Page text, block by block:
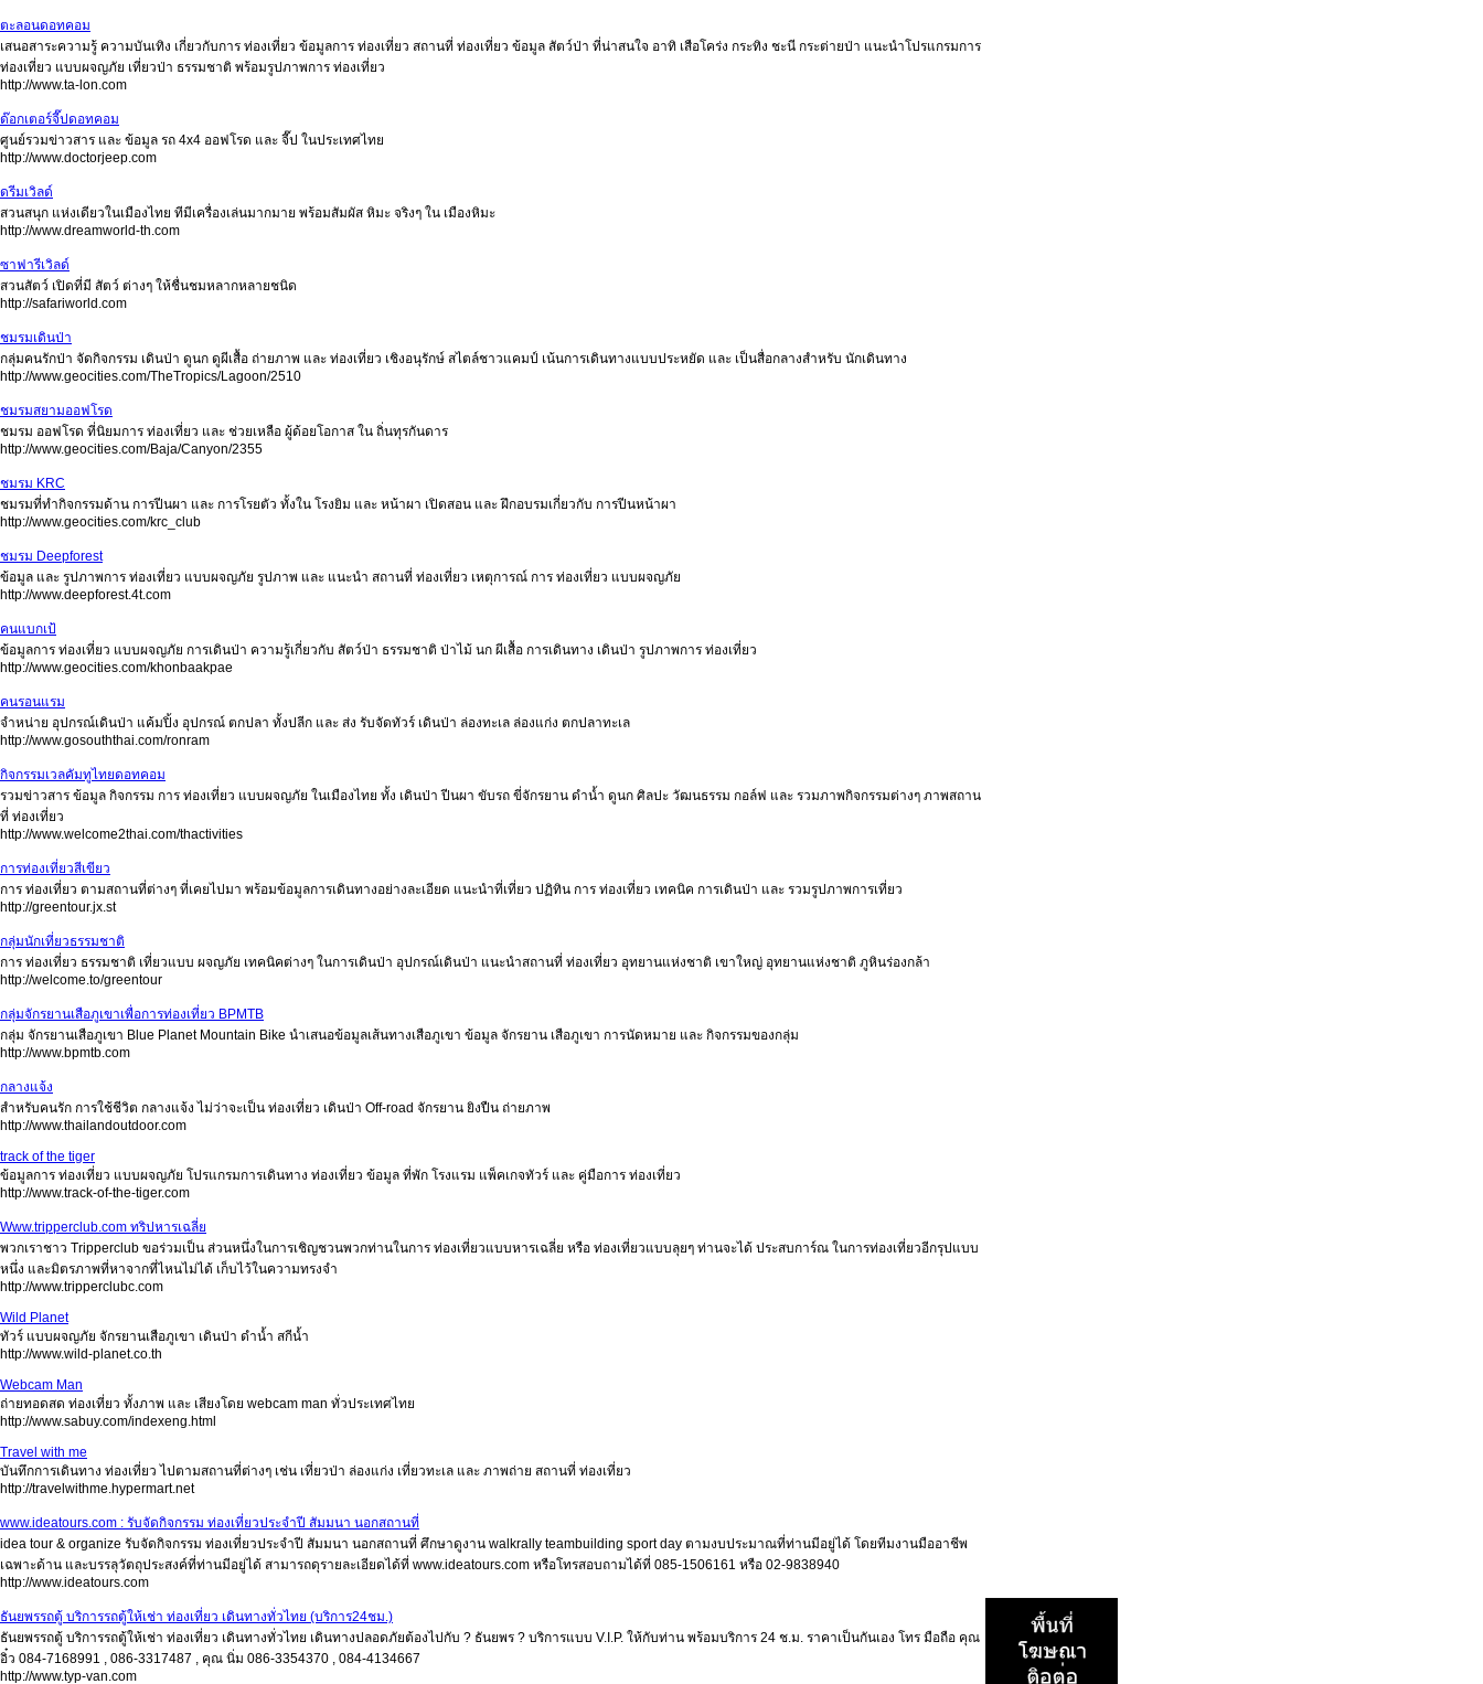
ตะลอนดอทคอม
เสนอสาระความรู้ ความบันเทิง เกี่ยวกับการ ท่องเที่ยว ข้อมูลการ ท่องเที่ยว สถานที่ ท่องเที่ยว ข้อมูล สัตว์ป่า ที่น่าสนใจ อาทิ เสือโคร่ง กระทิง ชะนี กระต่ายป่า แนะนำโปรแกรมการ
ท่องเที่ยว แบบผจญภัย เที่ยวป่า ธรรมชาติ พร้อมรูปภาพการ ท่องเที่ยว
http://www.ta-lon.com
ด๊อกเตอร์จี๊ปดอทคอม
ศูนย์รวมข่าวสาร และ ข้อมูล รถ 4x4 ออฟโรด และ จี๊ป ในประเทศไทย
http://www.doctorjeep.com
ดรีมเวิลด์
สวนสนุก แห่งเดียวในเมืองไทย ทีมีเครื่องเล่นมากมาย พร้อมสัมผัส หิมะ จริงๆ ใน เมืองหิมะ
http://www.dreamworld-th.com
ซาฟารีเวิลด์
สวนสัตว์ เปิดที่มี สัตว์ ต่างๆ ให้ชื่นชมหลากหลายชนิด
http://safariworld.com
ชมรมเดินป่า
กลุ่มคนรักป่า จัดกิจกรรม เดินป่า ดูนก ดูผีเสื้อ ถ่ายภาพ และ ท่องเที่ยว เชิงอนุรักษ์ สไตล์ชาวแคมป์ เน้นการเดินทางแบบประหยัด และ เป็นสื่อกลางสำหรับ นักเดินทาง
http://www.geocities.com/TheTropics/Lagoon/2510
ชมรมสยามออฟโรด
ชมรม ออฟโรด ที่นิยมการ ท่องเที่ยว และ ช่วยเหลือ ผู้ด้อยโอกาส ใน ถิ่นทุรกันดาร
http://www.geocities.com/Baja/Canyon/2355
ชมรม KRC
ชมรมที่ทำกิจกรรมด้าน การปีนผา และ การโรยตัว ทั้งใน โรงยิม และ หน้าผา เปิดสอน และ ฝึกอบรมเกี่ยวกับ การปีนหน้าผา
http://www.geocities.com/krc_club
ชมรม Deepforest
ข้อมูล และ รูปภาพการ ท่องเที่ยว แบบผจญภัย รูปภาพ และ แนะนำ สถานที่ ท่องเที่ยว เหตุการณ์ การ ท่องเที่ยว แบบผจญภัย
http://www.deepforest.4t.com
คนแบกเป้
ข้อมูลการ ท่องเที่ยว แบบผจญภัย การเดินป่า ความรู้เกี่ยวกับ สัตว์ป่า ธรรมชาติ ป่าไม้ นก ผีเสื้อ การเดินทาง เดินป่า รูปภาพการ ท่องเที่ยว
http://www.geocities.com/khonbaakpae
คนรอนแรม
จำหน่าย อุปกรณ์เดินป่า แค้มปิ้ง อุปกรณ์ ตกปลา ทั้งปลีก และ ส่ง รับจัดทัวร์ เดินป่า ล่องทะเล ล่องแก่ง ตกปลาทะเล
http://www.gosouththai.com/ronram
กิจกรรมเวลคัมทูไทยดอทคอม
รวมข่าวสาร ข้อมูล กิจกรรม การ ท่องเที่ยว แบบผจญภัย ในเมืองไทย ทั้ง เดินป่า ปีนผา ขับรถ ขี่จักรยาน ดำน้ำ ดูนก ศิลปะ วัฒนธรรม กอล์ฟ และ รวมภาพกิจกรรมต่างๆ ภาพสถาน
ที่ ท่องเที่ยว
http://www.welcome2thai.com/thactivities
การท่องเที่ยวสีเขียว
การ ท่องเที่ยว ตามสถานที่ต่างๆ ที่เคยไปมา พร้อมข้อมูลการเดินทางอย่างละเอียด แนะนำที่เที่ยว ปฏิทิน การ ท่องเที่ยว เทคนิค การเดินป่า และ รวมรูปภาพการเที่ยว
http://greentour.jx.st
กลุ่มนักเที่ยวธรรมชาติ
การ ท่องเที่ยว ธรรมชาติ เที่ยวแบบ ผจญภัย เทคนิคต่างๆ ในการเดินป่า อุปกรณ์เดินป่า แนะนำสถานที่ ท่องเที่ยว อุทยานแห่งชาติ เขาใหญ่ อุทยานแห่งชาติ ภูหินร่องกล้า
http://welcome.to/greentour
กลุ่มจักรยานเสือภูเขาเพื่อการท่องเที่ยว BPMTB
กลุ่ม จักรยานเสือภูเขา Blue Planet Mountain Bike นำเสนอข้อมูลเส้นทางเสือภูเขา ข้อมูล จักรยาน เสือภูเขา การนัดหมาย และ กิจกรรมของกลุ่ม
http://www.bpmtb.com
กลางแจ้ง
สำหรับคนรัก การใช้ชีวิต กลางแจ้ง ไม่ว่าจะเป็น ท่องเที่ยว เดินป่า Off-road จักรยาน ยิงปืน ถ่ายภาพ
http://www.thailandoutdoor.com
track of the tiger
ข้อมูลการ ท่องเที่ยว แบบผจญภัย โปรแกรมการเดินทาง ท่องเที่ยว ข้อมูล ที่พัก โรงแรม แพ็คเกจทัวร์ และ คู่มือการ ท่องเที่ยว
http://www.track-of-the-tiger.com
Www.tripperclub.com ทริปหารเฉลี่ย
พวกเราชาว Tripperclub ขอร่วมเป็น ส่วนหนึ่งในการเชิญชวนพวกท่านในการ ท่องเที่ยวแบบหารเฉลี่ย หรือ ท่องเที่ยวแบบลุยๆ ท่านจะได้ ประสบการ์ณ ในการท่องเที่ยวอีกรุปแบบ
หนึ่ง และมิตรภาพที่หาจากที่ไหนไม่ได้ เก็บไว้ในความทรงจำ
http://www.tripperclubc.com
Wild Planet
ทัวร์ แบบผจญภัย จักรยานเสือภูเขา เดินป่า ดำน้ำ สกีน้ำ
http://www.wild-planet.co.th
Webcam Man
ถ่ายทอดสด ท่องเที่ยว ทั้งภาพ และ เสียงโดย webcam man ทั่วประเทศไทย
http://www.sabuy.com/indexeng.html
Travel with me
บันทึกการเดินทาง ท่องเที่ยว ไปตามสถานที่ต่างๆ เช่น เที่ยวป่า ล่องแก่ง เที่ยวทะเล และ ภาพถ่าย สถานที่ ท่องเที่ยว
http://travelwithme.hypermart.net
www.ideatours.com : รับจัดกิจกรรม ท่องเที่ยวประจำปี สัมมนา นอกสถานที่
idea tour & organize รับจัดกิจกรรม ท่องเที่ยวประจำปี สัมมนา นอกสถานที่ ศึกษาดูงาน walkrally teambuilding sport day ตามงบประมาณที่ท่านมีอยู่ได้ โดยทีมงานมืออาชีพ
เฉพาะด้าน และบรรลุวัตถุประสงค์ที่ท่านมีอยู่ได้ สามารถดุรายละเอียดได้ที่ www.ideatours.com หรือโทรสอบถามได้ที่ 085-1506161 หรือ 02-9838940
http://www.ideatours.com
ธันยพรรถตู้ บริการรถตู้ให้เช่า ท่องเที่ยว เดินทางทั่วไทย (บริการ24ชม.)
ธันยพรรถตู้ บริการรถตู้ให้เช่า ท่องเที่ยว เดินทางทั่วไทย เดินทางปลอดภัยต้องไปกับ ? ธันยพร ? บริการแบบ V.I.P. ให้กับท่าน พร้อมบริการ 24 ช.ม. ราคาเป็นกันเอง โทร มือถือ คุณ
อิ๋ว 084-7168991 , 086-3317487 , คุณ นิ่ม 086-3354370 , 084-4134667
http://www.typ-van.com